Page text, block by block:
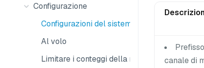
Configurazione
Configurazioni del sistema
Al volo
Limitare i conteggi della raccolta
canale di